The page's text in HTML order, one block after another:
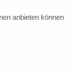
anbieten können